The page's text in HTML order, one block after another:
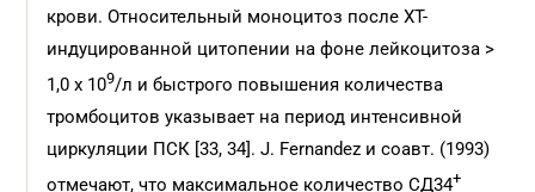
крови. Относительный моноцитоз после ХТ-
индуцированной цитопении на фоне лейкоцитоза >
1,0 х 109/л и быстрого повышения количества
тромбоцитов указывает на период интенсивной
циркуляции ПСК [33, 34]. J. Fernandez и соавт. (1993)
отмечают, что максимальное количество СД34+